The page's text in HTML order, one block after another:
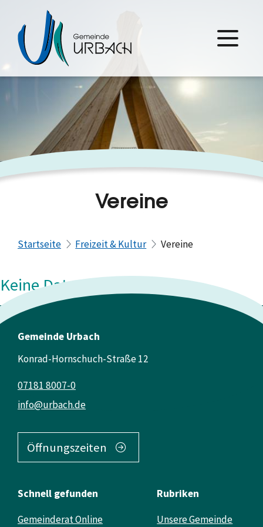
Vereine
Startseite Freizeit & Kultur Vereine
Keine Daten vorhanden
Gemeinde Urbach
Konrad-Hornschuch-Straße 12
info@urbach.de
07181 8007-0
Öffnungszeiten
Schnell gefunden
Gemeinderat Online
Rubriken
Unsere Gemeinde